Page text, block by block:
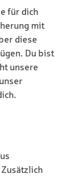
für dich
mit
diese
Du bist
unsere